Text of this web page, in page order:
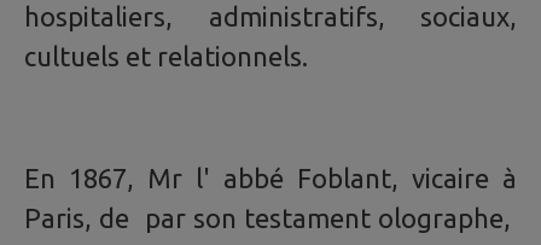
hospitaliers, administratifs, sociaux,
cultuels et relationnels.
En 1867, Mr l' abbé Foblant, vicaire à
Paris, de par son testament olographe,